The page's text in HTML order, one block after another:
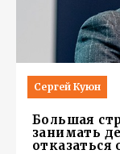
Сергей Куюн
Большая
занимать
отказаться